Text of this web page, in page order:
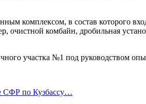
комплексом, в состав которого
очистной комбайн, дробильная
участка №1 под руководством
СФР по Кузбассу…